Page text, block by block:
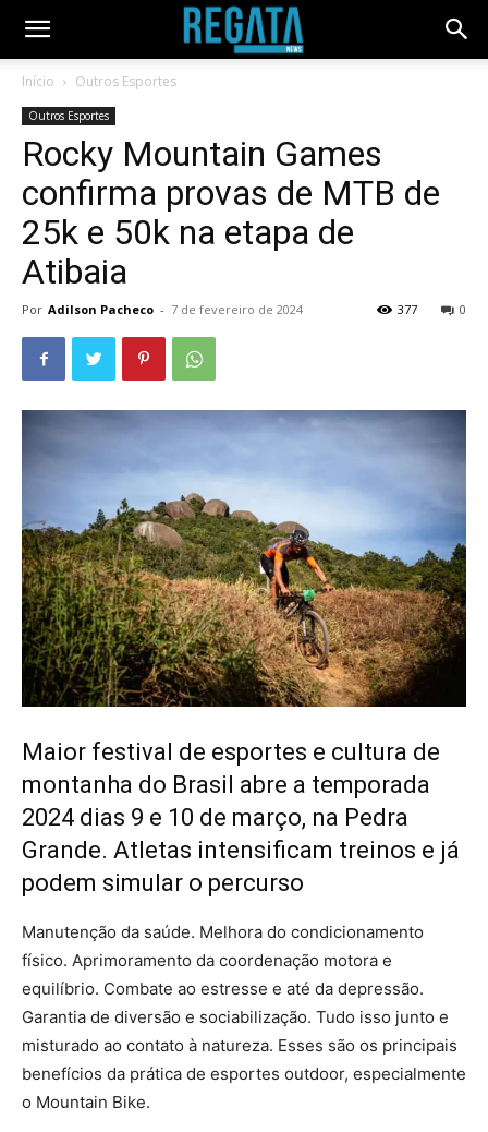
Início Outros Esportes
Outros Esportes
Rocky Mountain Games
confirma provas de MTB de
25k e 50k na etapa de
Atibaia
Por Adilson Pacheco - 7 de fevereiro de 2024 0
377
Maior festival de esportes e cultura de
montanha do Brasil abre a temporada
2024 dias 9 e 10 de março, na Pedra
Grande. Atletas intensificam treinos e já
podem simular o percurso
Manutenção da saúde. Melhora do condicionamento
físico. Aprimoramento da coordenação motora e
equilíbrio. Combate ao estresse e até da depressão.
Garantia de diversão e sociabilização. Tudo isso junto e
misturado ao contato à natureza. Esses são os principais
benefícios da prática de esportes outdoor, especialmente
o Mountain Bike.